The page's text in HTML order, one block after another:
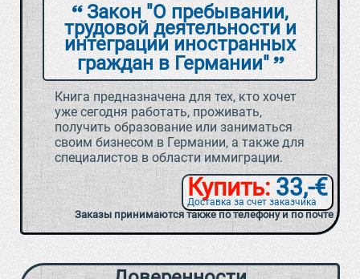
Закон "О пребывании,
трудовой деятельности и
интеграции иностранных
граждан в Германии"
Книга предназначена для тех, кто хочет
уже сегодня работать, проживать,
получить образование или заниматься
своим бизнесом в Германии, а также для
специалистов в области иммиграции.
Купить: 33,-€
Доставка за счет заказчика
Заказы принимаются также по телефону и по почте